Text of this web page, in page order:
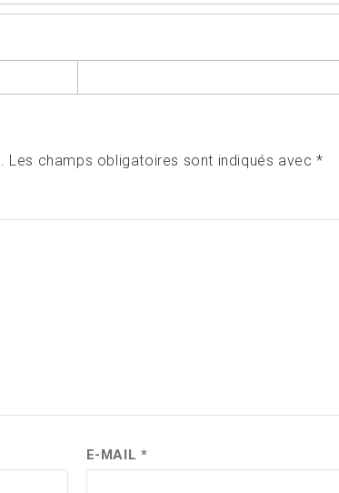
Les champs obligatoires sont indiqués avec*
E-MAIL *